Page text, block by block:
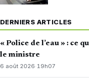
DERNIERS ARTICLES
« Police de l’eau » : ce
le ministre
6 août 2026·19h07